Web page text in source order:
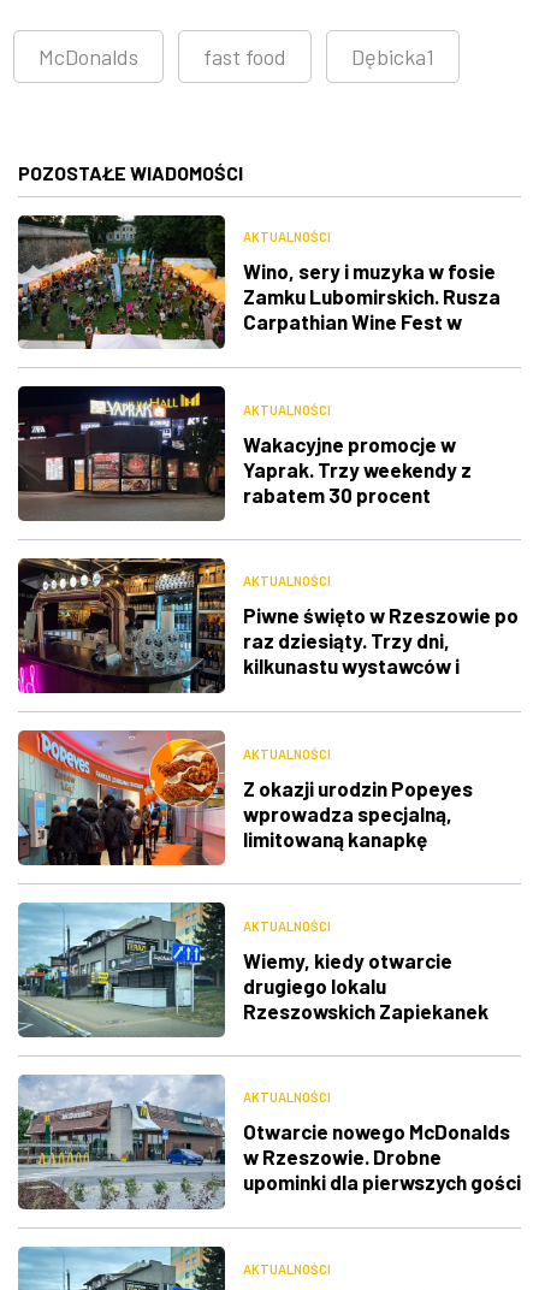
McDonalds fast food Dębicka1
POZOSTAŁE WIADOMOŚCI
AKTUALNOŚCI
Wino, sery i muzyka w fosie
Zamku Lubomirskich. Rusza
Carpathian Wine Fest w
AKTUALNOŚCI
Wakacyjne promocje w
Yaprak. Trzy weekendy z
rabatem 30 procent
AKTUALNOŚCI
Piwne święto w Rzeszowie po
raz dziesiąty. Trzy dni,
kilkunastu wystawców i
AKTUALNOŚCI
Z okazji urodzin Popeyes
wprowadza specjalną,
limitowaną kanapkę
AKTUALNOŚCI
Wiemy, kiedy otwarcie
drugiego lokalu
Rzeszowskich Zapiekanek
AKTUALNOŚCI
Otwarcie nowego McDonalds
w Rzeszowie. Drobne
upominki dla pierwszych gości
AKTUALNOŚCI